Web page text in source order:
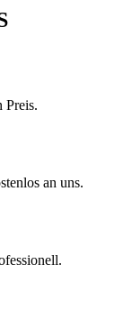
Preis.
an uns.